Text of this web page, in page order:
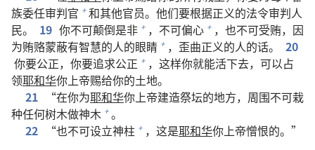
族委任审判官 + 和其他官员。他们要根据正义的法令审判人
民。
19 你不可颠倒是非 + ，不可偏心 + ，也不可受贿，因
为贿赂蒙蔽有智慧的人的眼睛 + ，歪曲正义的人的话。
20
你要公正，你要追求公正 + ，这样你就能活下去，可以占
领耶和华你上帝赐给你的土地。
21
“在你为耶和华你上帝建造祭坛的地方，周围不可栽
种任何树木做神木 + 。
22
“也不可设立神柱 + ，这是耶和华你上帝憎恨的。”